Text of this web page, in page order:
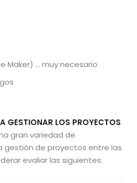
Maker) … muy necesario
GESTIONAR LOS PROYECTOS
gran variedad de
gestión de proyectos entre las
evaliar las siguientes: